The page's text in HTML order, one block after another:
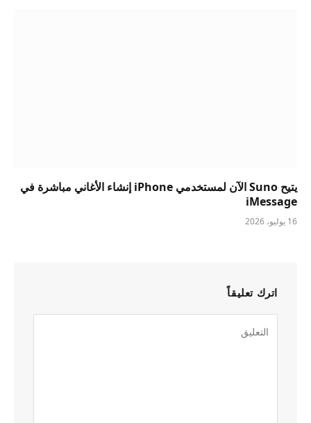
يتيح Suno الآن لمستخدمي iPhone إنشاء الأغاني مباشرة في
iMessage
16 يوليو، 2026
اترك تعليقاً